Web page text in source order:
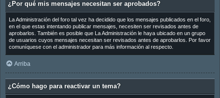
¿Por qué mis mensajes necesitan ser aprobados?
La Administración del foro tal vez ha decidido que los mensajes publicados en el foro,
en el que estas intentando publicar mensajes, necesiten ser revisados antes de
aprobarlos. También es posible que La Administración le haya ubicado en un grupo
de usuarios cuyos mensajes necesitan ser revisados antes de aprobarlos. Por favor
comuníquese con el administrador para más información al respecto.
Arriba
¿Cómo hago para reactivar un tema?